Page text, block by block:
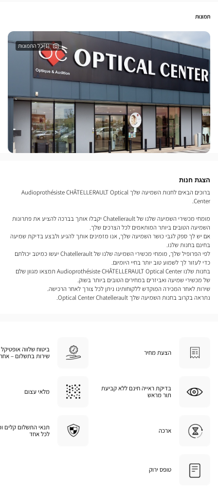
תמונות
(1)כל התמונות
הצגת חנות
ברוכים הבאים לחנות השמיעה שלך Audioprothésiste CHÂTELLERAULT Optical
Center.
מומחי מכשירי השמיעה שלנו של Chatellerault יקבלו אותך בברכה להציע את פתרונות
השמיעה הטובים ביותר המותאמים לכל הצרכים שלך.
אם יש לך ספק לגבי כושר השמיעה שלך, אנו מזמינים אותך להגיע ולבצע בדיקת שמיעה
בחינם בחנות שלנו.
לפי הפרופיל שלך, מומחי מכשירי השמיעה שלנו של Chatellerault יעשו כמיטב יכולתם
כדי לעזור לך לשמוע טוב יותר בחיי היומיום.
בחנות שלנו Audioprothésiste CHÂTELLERAULT Optical Center תמצאו מגוון שלם
של מכשירי שמיעה ואביזרים במחירים הטובים ביותר בשוק.
שירות לאחר המכירה המוקדש ללקוחותינו ניתן לכל צורך לאחר הרכישה.
נתראה בקרוב בחנות השמיעה שלך Optical Center Chatellerault.
הצעת מחיר
ביטוח שלווה
שירות בתשלום –
בדיקת ראייה חינם ללא קביעת
תור מראש
מלאי עצום
ארכה
תנאי התשלום קלים
לכל אחד
טופס ירוק